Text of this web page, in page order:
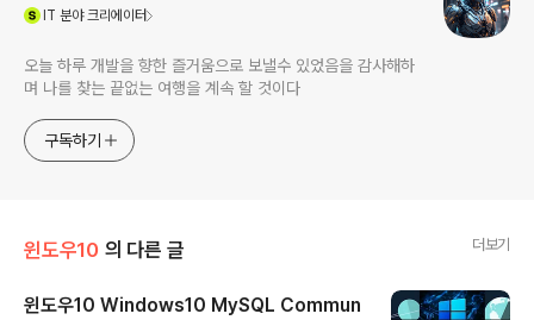
IT 분야 크리에이터
오늘 하루 개발을 향한 즐거움으로 보낼수 있었음을 감사해하
며 나를 찾는 끝없는 여행을 계속 할 것이다
구독하기
윈도우10 의 다른 글 더보기
윈도우10 Windows10 MySQL Commun